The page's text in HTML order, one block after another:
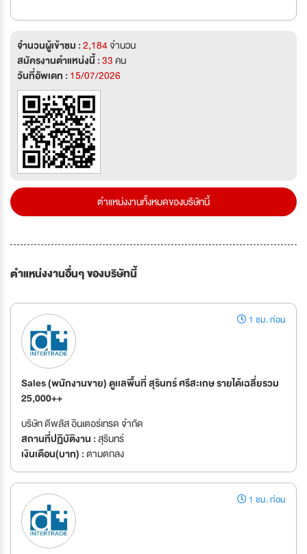
จำนวนผู้เข้าชม :2,184จำนวน
สมัครงานตำแหน่งนี้ :33คน
วันที่อัพเดท : 15/07/2026
ตำแหน่งงานทั้งหมดของบริษัทนี้
ตำแหน่งงานอื่นๆ ของบริษัทนี้
1 ชม. ก่อน
Sales (พนักงานขาย) ดูเเลพื้นที่ สุรินทร์ ศรีสะเกษ รายได้เฉลี่ยรวม
25,000++
บริษัท ดีพลัส อินเตอร์เทรด จำกัด
สถานที่ปฏิบัติงาน :สุรินทร์
เงินเดือน(บาท) :ตามตกลง
1 ชม. ก่อน